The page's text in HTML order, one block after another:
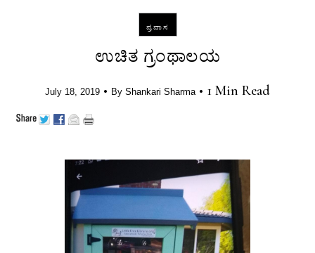
ಪ್ರವಾಸ
ಉಚಿತ ಗ್ರಂಥಾಲಯ
July 18, 2019 • By Shankari Sharma • 1 Min Read